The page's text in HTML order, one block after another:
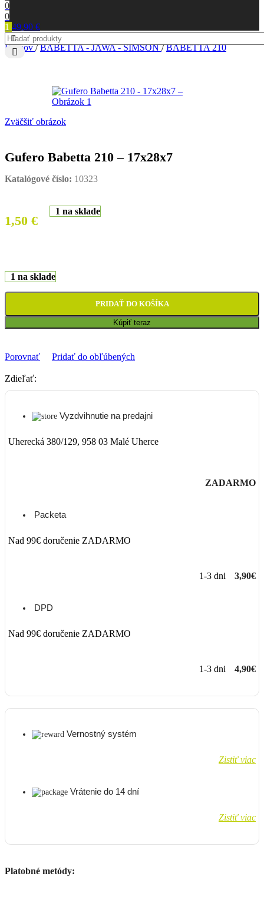
0
0
1 49,90 €
Domov/ BABETTA - JAWA - SIMSON/ BABETTA 210
Zväčšiť obrázok
Gufero Babetta 210 – 17x28x7
Katalógové číslo: 10323
1,50 €
1 na sklade
1 na sklade
PRIDAŤ DO KOŠÍKA
Kúpiť teraz
Porovnať Pridať do obľúbených
Zdieľať:
Vyzdvihnutie na predajni
Uherecká 380/129, 958 03 Malé Uherce
ZADARMO
Packeta
Nad 99€ doručenie ZADARMO
1-3 dni 3,90€
DPD
Nad 99€ doručenie ZADARMO
1-3 dni 4,90€
Vernostný systém
Zistiť viac
Vrátenie do 14 dní
Zistiť viac
Platobné metódy: